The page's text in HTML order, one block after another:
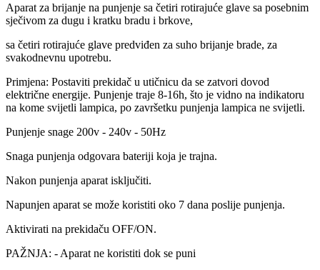
Aparat za brijanje na punjenje sa četiri rotirajuće glave sa posebnim
sječivom za dugu i kratku bradu i brkove,
sa četiri rotirajuće glave predviđen za suho brijanje brade, za
svakodnevnu upotrebu.
Primjena: Postaviti prekidač u utičnicu da se zatvori dovod
električne energije. Punjenje traje 8-16h, što je vidno na indikatoru
na kome svijetli lampica, po završetku punjenja lampica ne svijetli.
Punjenje snage 200v - 240v - 50Hz
Snaga punjenja odgovara bateriji koja je trajna.
Nakon punjenja aparat isključiti.
Napunjen aparat se može koristiti oko 7 dana poslije punjenja.
Aktivirati na prekidaču OFF/ON.
PAŽNJA: - Aparat ne koristiti dok se puni